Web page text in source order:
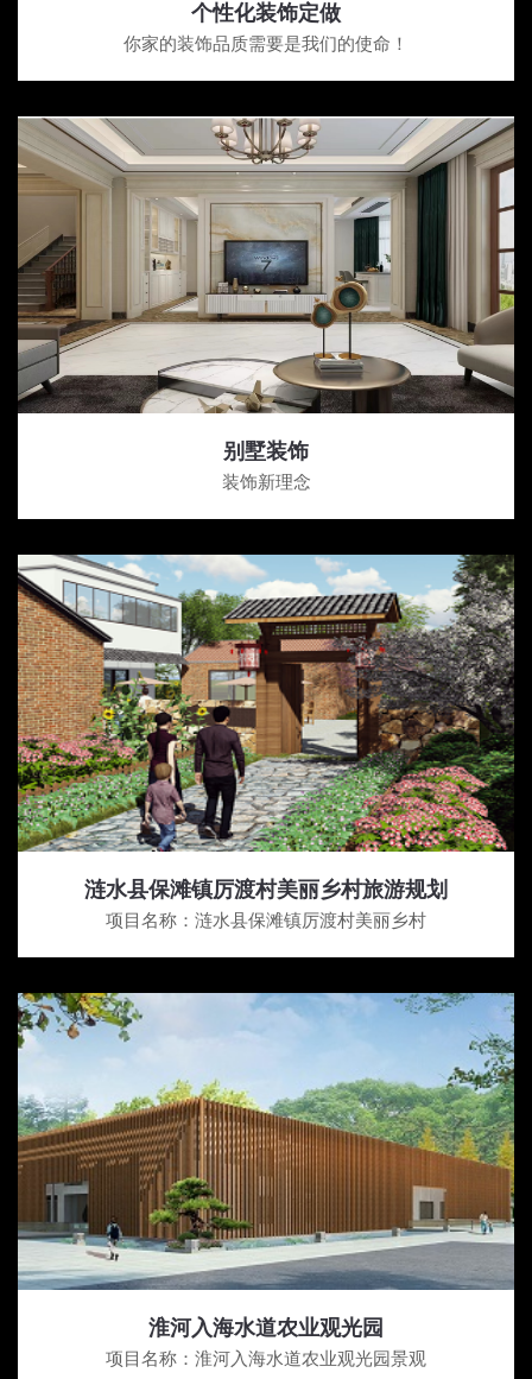
个性化装饰定做
你家的装饰品质需要是我们的使命！
别墅装饰
装饰新理念
涟水县保滩镇厉渡村美丽乡村旅游规划
项目名称：涟水县保滩镇厉渡村美丽乡村
淮河入海水道农业观光园
项目名称：淮河入海水道农业观光园景观